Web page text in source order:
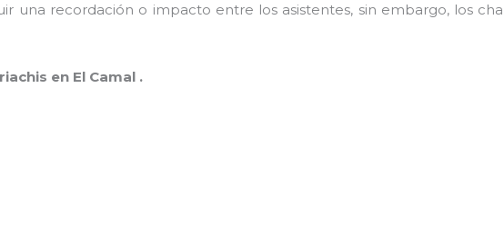
una recordación o impacto entre los asistentes, sin embargo, los
en El Camal .